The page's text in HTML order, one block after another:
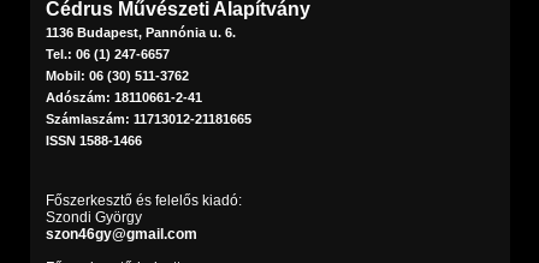
Cédrus Művészeti Alapítvány
1136 Budapest, Pannónia u. 6.
Tel.: 06 (1) 247-6657
Mobil: 06 (30) 511-3762
Adószám: 18110661-2-41
Számlaszám: 11713012-21181665
ISSN 1588-1466
Főszerkesztő és felelős kiadó:
Szondi György
szon46gy@gmail.com